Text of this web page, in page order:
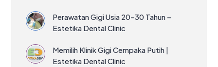
Perawatan Gigi Usia 20–30 Tahun –
Estetika Dental Clinic
Memilih Klinik Gigi Cempaka Putih |
Estetika Dental Clinic